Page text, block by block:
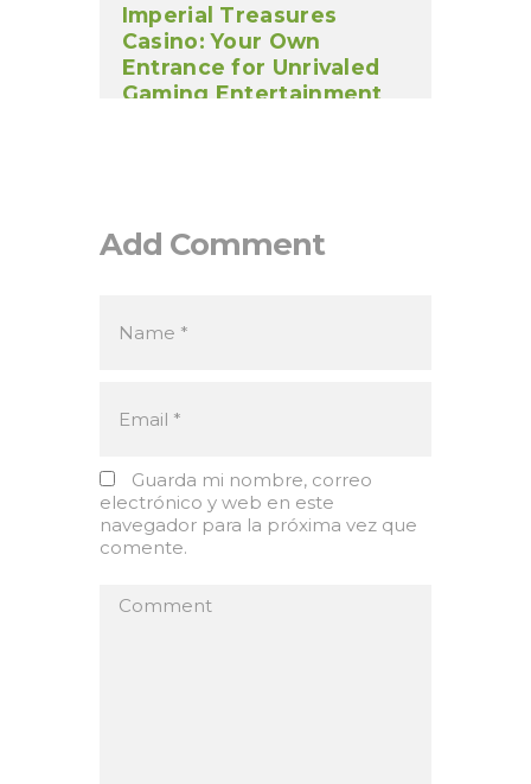
Imperial Treasures
Casino: Your Own
Entrance for Unrivaled
Gaming Entertainment
Add Comment
Guarda mi nombre, correo
electrónico y web en este
navegador para la próxima vez que
comente.